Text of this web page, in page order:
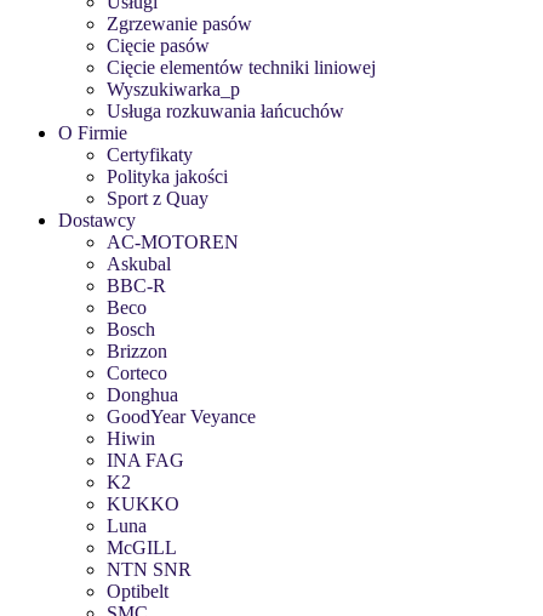
Zgrzewanie pasów
Cięcie pasów
Cięcie elementów techniki liniowej
Wyszukiwarka_p
Usługa rozkuwania łańcuchów
O Firmie
Certyfikaty
Polityka jakości
Sport z Quay
Dostawcy
AC-MOTOREN
Askubal
BBC-R
Beco
Bosch
Brizzon
Corteco
Donghua
GoodYear Veyance
Hiwin
INA FAG
K2
KUKKO
Luna
McGILL
NTN SNR
Optibelt